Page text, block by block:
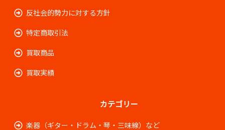
反社会的勢力に対する方針
特定商取引法
買取商品
買取実績
カテゴリー
楽器（ギター・ドラム・琴・三味線）など